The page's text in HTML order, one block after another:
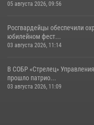
05 августа 2026, 09:56
Росгвардейцы обеспечили
юбилейном фест...
03 августа 2026, 11:14
В СОБР «Стрелец»
прошло патрио...
03 августа 2026, 11:09